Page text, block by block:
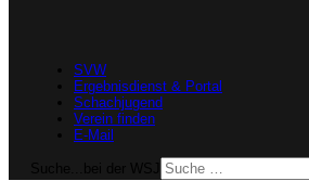
SVW
Ergebnisdienst & Portal
Schachjugend
Verein finden
E-Mail